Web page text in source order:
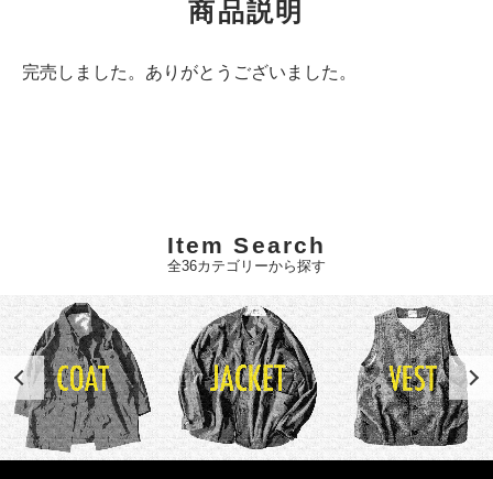
商品説明
完売しました。ありがとうございました。
Item Search
全36カテゴリーから探す